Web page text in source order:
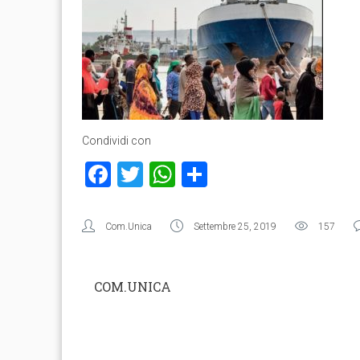
Condividi con
Facebook
TwitterWhatsApp
Com.Unica Settembre 25, 2019 157
COM.UNICA